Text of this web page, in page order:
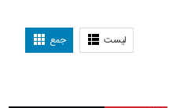
لیست جمع